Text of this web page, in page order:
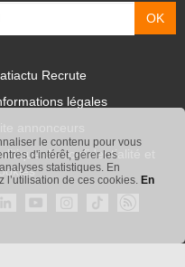
annonceurs
de confidentialité et
le contenu pour vous
d'intérêt, gérer les
statistiques. En
l’utilisation de ces cookies. En